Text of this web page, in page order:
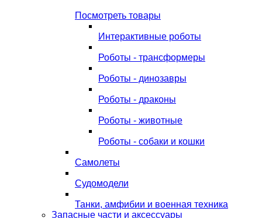
Посмотреть товары
Интерактивные роботы
Роботы - трансформеры
Роботы - динозавры
Роботы - драконы
Роботы - животные
Роботы - собаки и кошки
Самолеты
Судомодели
Танки, амфибии и военная техника
Запасные части и аксессуары